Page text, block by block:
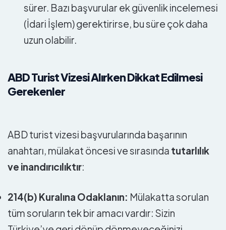
sürer. Bazı başvurular ek güvenlik incelemesi
(İdari İşlem) gerektirirse, bu süre çok daha
uzun olabilir.
ABD Turist Vizesi Alırken Dikkat Edilmesi
Gerekenler
ABD turist vizesi başvurularında başarının
anahtarı, mülakat öncesi ve sırasında tutarlılık
ve inandırıcılıktır:
214(b) Kuralına Odaklanın: Mülakatta sorulan
tüm soruların tek bir amacı vardır: Sizin